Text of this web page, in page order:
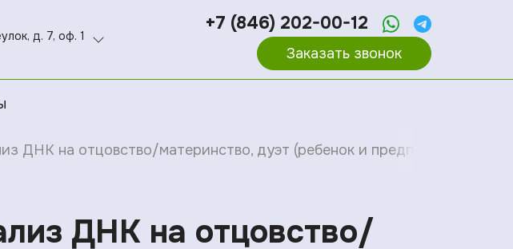
д. 7, оф. 1
+7 (846) 202-00-12
Заказать звонок
ДНК на отцовство/материнство, дуэт (ребенок и предполагаемый
ДНК на отцовство/